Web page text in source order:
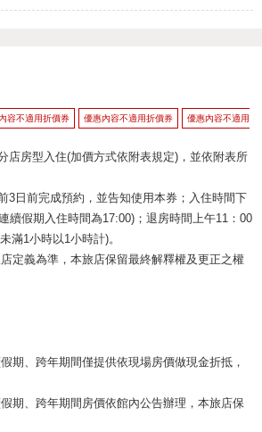
容不適用折價券 優惠內容不適用折價券
優惠內容不適用
店房型入住(加價方式依附表規定)，並依附表所
3日前完成預約，並告知使用本券；入住時間下
續假期入住時間為17:00)；退房時間上午11：00
滿1小時以1小時計)。
定義為準，本旅店保留最終解釋權及更正之權
期、跨年期間僅提供依現場房價做現金折抵，
期、跨年期間房價依館內公告辦理，本旅店保